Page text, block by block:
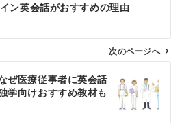
ン英会話がおすすめの理由
次のページへ
ぜ医療従事者に英会話
学向けおすすめ教材も